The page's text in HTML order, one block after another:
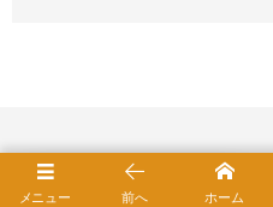
メニュー 前へ ホーム